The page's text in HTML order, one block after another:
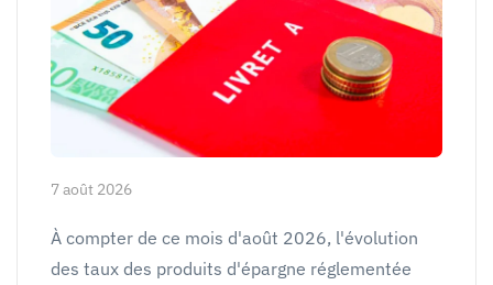
7 août 2026
À compter de ce mois d'août 2026, l'évolution
des taux des produits d'épargne réglementée